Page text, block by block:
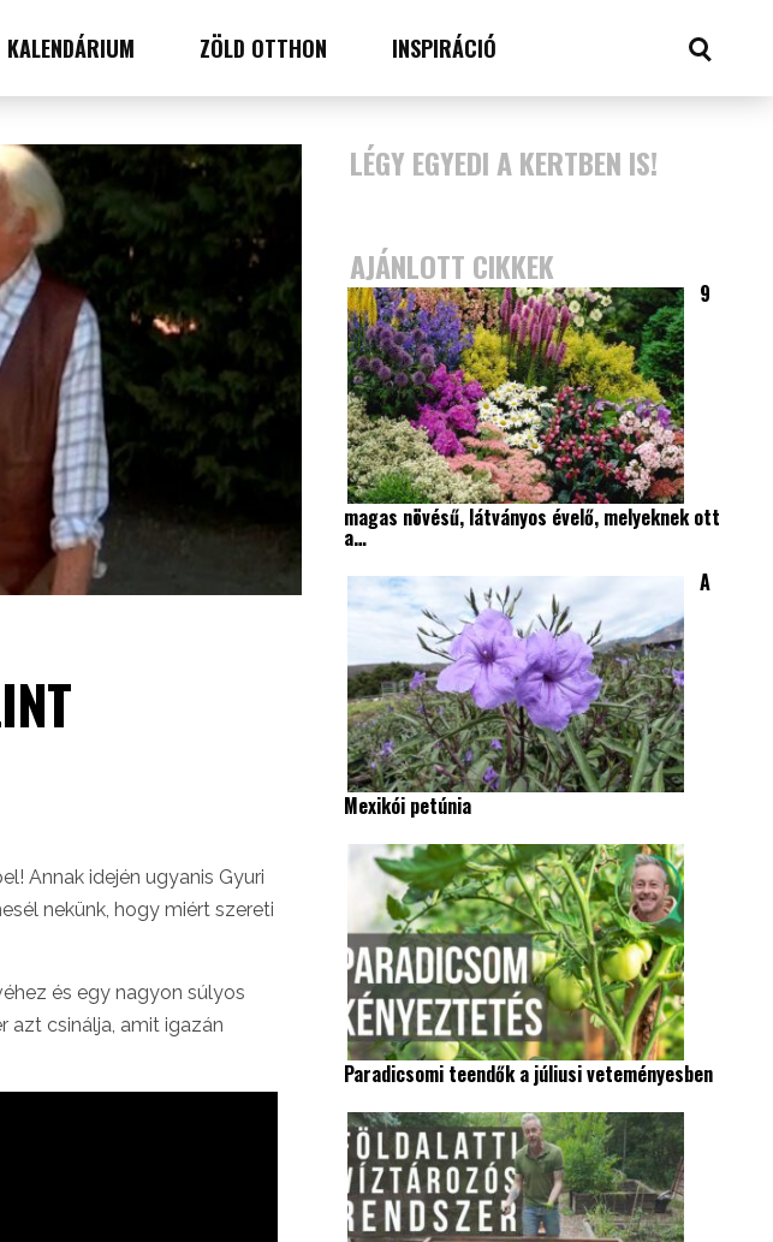
KALENDÁRIUM ZÖLD OTTHON INSPIRÁCIÓ
Annak idején ugyanis Gyuri
nekünk, hogy miért szereti
és egy nagyon súlyos
azt csinálja, amit igazán
LÉGY EGYEDI A KERTBEN IS!
AJÁNLOTT CIKKEK
9
magas növésű, látványos évelő, melyeknek ott
a…
A
Mexikói petúnia
Paradicsomi teendők a júliusi veteményesben